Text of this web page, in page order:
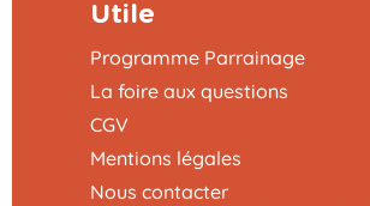
Utile
Programme Parrainage
La foire aux questions
CGV
Mentions légales
Nous contacter